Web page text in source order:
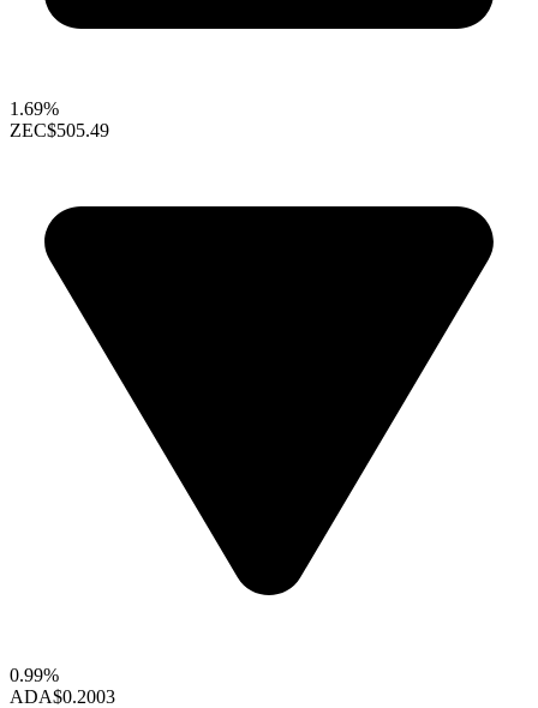
1.69%
ZEC$505.49
0.99%
ADA$0.2003